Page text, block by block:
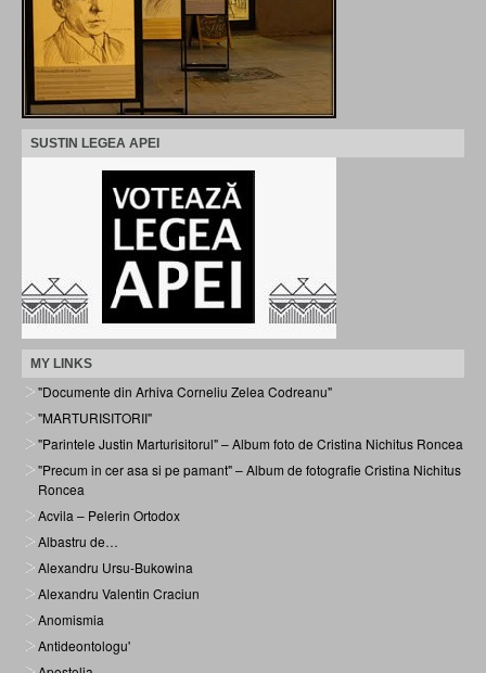
SUSTIN LEGEA APEI
MY LINKS
"Documente din Arhiva Corneliu Zelea Codreanu"
"MARTURISITORII"
"Parintele Justin Marturisitorul" – Album foto de Cristina Nichitus Roncea
"Precum in cer asa si pe pamant" – Album de fotografie Cristina Nichitus
Roncea
Acvila – Pelerin Ortodox
Albastru de…
Alexandru Ursu-Bukowina
Alexandru Valentin Craciun
Anomismia
Antideontologu'